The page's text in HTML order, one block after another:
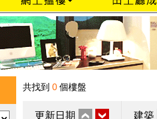
共找到 0 個樓盤
更新日期 建築